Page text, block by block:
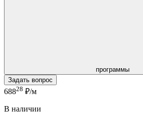
программы
Задать вопрос
68828 ₽/м
В наличии